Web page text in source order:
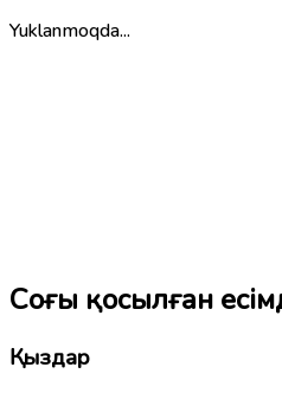
Yuklanmoqda...
Соңғы қосылған
Қыздар